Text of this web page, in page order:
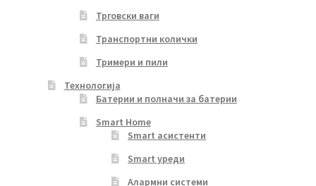
Трговски ваги
Транспортни колички
Тримери и пили
Технологија
Батерии и полначи за батерии
Smart Home
Smart асистенти
Smart уреди
Алармни системи